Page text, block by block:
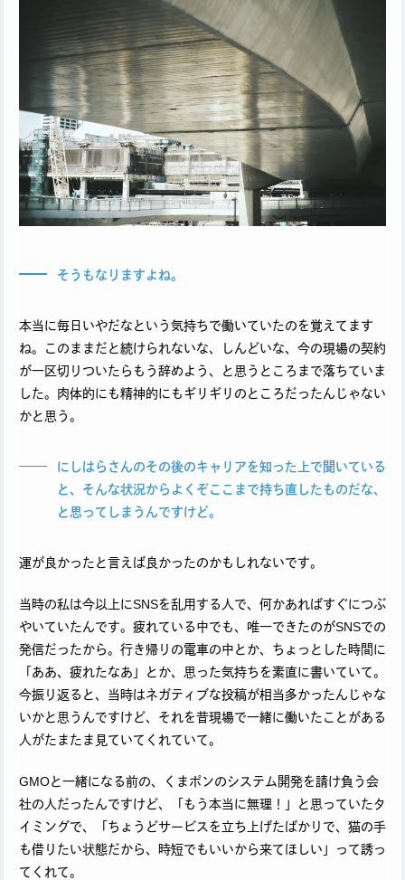
そうもなりますよね。
本当に毎日いやだなという気持ちで働いていたのを覚えてます
ね。このままだと続けられないな、しんどいな、今の現場の契約
が一区切りついたらもう辞めよう、と思うところまで落ちていま
した。肉体的にも精神的にもギリギリのところだったんじゃない
かと思う。
にしはらさんのその後のキャリアを知った上で聞いている
と、そんな状況からよくぞここまで持ち直したものだな、
と思ってしまうんですけど。
運が良かったと言えば良かったのかもしれないです。
当時の私は今以上にSNSを乱用する人で、何かあればすぐにつぶ
やいていたんです。疲れている中でも、唯一できたのがSNSでの
発信だったから。行き帰りの電車の中とか、ちょっとした時間に
「ああ、疲れたなあ」とか、思った気持ちを素直に書いていて。
今振り返ると、当時はネガティブな投稿が相当多かったんじゃな
いかと思うんですけど、それを昔現場で一緒に働いたことがある
人がたまたま見ていてくれていて。
GMOと一緒になる前の、くまポンのシステム開発を請け負う会
社の人だったんですけど、「もう本当に無理！」と思っていたタ
イミングで、「ちょうどサービスを立ち上げたばかりで、猫の手
も借りたい状態だから、時短でもいいから来てほしい」って誘っ
てくれて。